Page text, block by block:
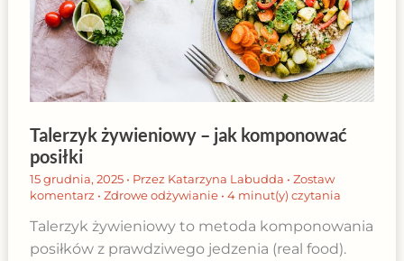
Talerzyk żywieniowy – jak komponować
posiłki
15 grudnia, 2025 • Przez Katarzyna Labudda • Zostaw
komentarz • Zdrowe odżywianie• 4 minut(y) czytania
Talerzyk żywieniowy to metoda komponowania
posiłków z prawdziwego jedzenia (real food).